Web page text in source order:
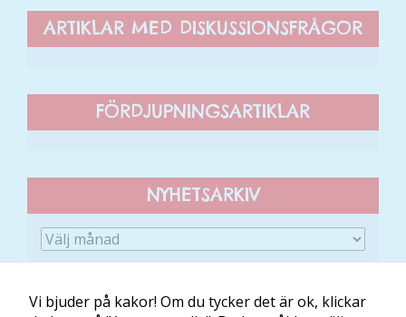
ARTIKLAR MED DISKUSSIONSFRÅGOR
FÖRDJUPNINGSARTIKLAR
NYHETSARKIV
Vi bjuder på kakor! Om du tycker det är ok, klickar
hemsida ska
prestera så
bra som
besök. Om
du nekar de
funktionalitet
från
hemsidan.
Marknadsföring